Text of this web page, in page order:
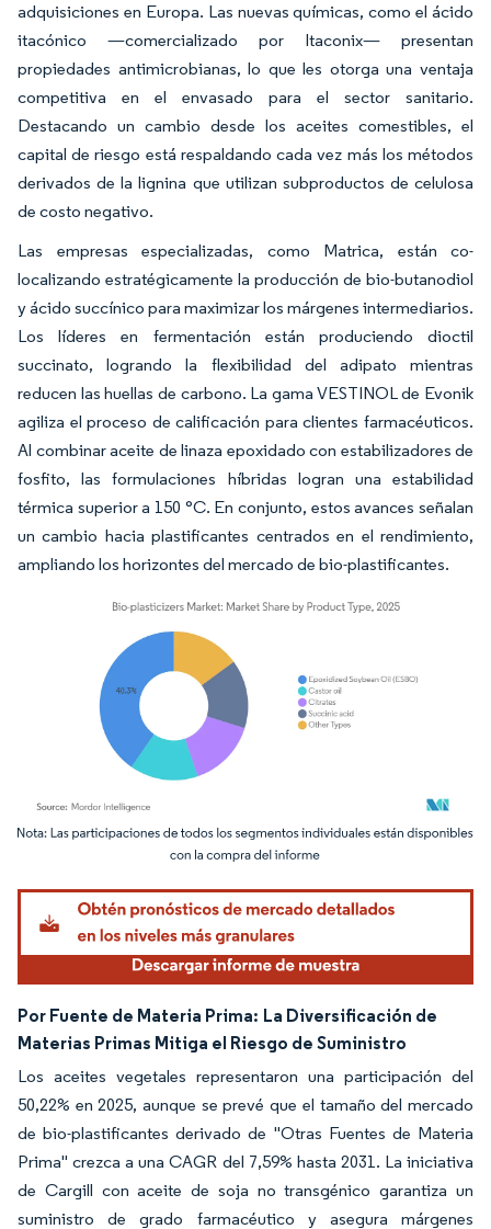
adquisiciones en Europa. Las nuevas químicas, como el ácido
itacónico —comercializado por Itaconix— presentan
propiedades antimicrobianas, lo que les otorga una ventaja
competitiva en el envasado para el sector sanitario.
Destacando un cambio desde los aceites comestibles, el
capital de riesgo está respaldando cada vez más los métodos
derivados de la lignina que utilizan subproductos de celulosa
de costo negativo.
Las empresas especializadas, como Matrica, están co-
localizando estratégicamente la producción de bio-butanodiol
y ácido succínico para maximizar los márgenes intermediarios.
Los líderes en fermentación están produciendo dioctil
succinato, logrando la flexibilidad del adipato mientras
reducen las huellas de carbono. La gama VESTINOL de Evonik
agiliza el proceso de calificación para clientes farmacéuticos.
Al combinar aceite de linaza epoxidado con estabilizadores de
fosfito, las formulaciones híbridas logran una estabilidad
térmica superior a 150 °C. En conjunto, estos avances señalan
un cambio hacia plastificantes centrados en el rendimiento,
ampliando los horizontes del mercado de bio-plastificantes.
Imagen © Mordor Intelligence. El uso requiere atribución según CC BY 4.0.
Por Fuente de Materia Prima: La Diversificación de
Materias Primas Mitiga el Riesgo de Suministro
Los aceites vegetales representaron una participación del
50,22% en 2025, aunque se prevé que el tamaño del mercado
de bio-plastificantes derivado de "Otras Fuentes de Materia
Prima" crezca a una CAGR del 7,59% hasta 2031. La iniciativa
de Cargill con aceite de soja no transgénico garantiza un
suministro de grado farmacéutico y asegura márgenes